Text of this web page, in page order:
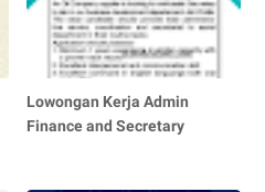
Lowongan Kerja Admin
Finance and Secretary